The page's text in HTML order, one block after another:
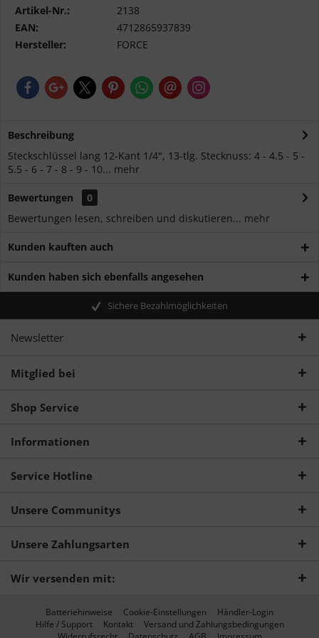
Artikel-Nr.:
2138
EAN:
4712865937839
Hersteller:
FORCE
Beschreibung
Steckschlüssel lang 12-Kant 1/4", 13-tlg. Stecknuss: 4 - 4.5 - 5 -
5.5 - 6 - 7 - 8 - 9 - 10... mehr
Bewertungen
0
Bewertungen lesen, schreiben und diskutieren... mehr
Kunden kauften auch
Kunden haben sich ebenfalls angesehen
Sichere Bezahlmöglichkeiten
Newsletter
Mitglied bei
Shop Service
Informationen
Service Hotline
Unsere Communitys
Unsere Zahlungsarten
Wir versenden mit:
Batteriehinweise Cookie-Einstellungen
Händler-Login
Hilfe / Support
Kontakt
Versand und Zahlungsbedingungen